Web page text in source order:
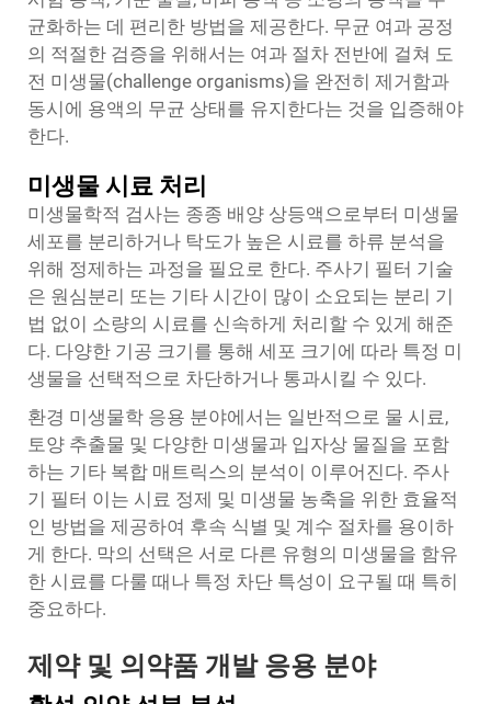
균화하는 데 편리한 방법을 제공한다. 무균 여과 공정
의 적절한 검증을 위해서는 여과 절차 전반에 걸쳐 도
전 미생물(challenge organisms)을 완전히 제거함과
동시에 용액의 무균 상태를 유지한다는 것을 입증해야
한다.
미생물 시료 처리
미생물학적 검사는 종종 배양 상등액으로부터 미생물
세포를 분리하거나 탁도가 높은 시료를 하류 분석을
위해 정제하는 과정을 필요로 한다. 주사기 필터 기술
은 원심분리 또는 기타 시간이 많이 소요되는 분리 기
법 없이 소량의 시료를 신속하게 처리할 수 있게 해준
다. 다양한 기공 크기를 통해 세포 크기에 따라 특정 미
생물을 선택적으로 차단하거나 통과시킬 수 있다.
환경 미생물학 응용 분야에서는 일반적으로 물 시료,
토양 추출물 및 다양한 미생물과 입자상 물질을 포함
하는 기타 복합 매트릭스의 분석이 이루어진다. 주사
기 필터 이는 시료 정제 및 미생물 농축을 위한 효율적
인 방법을 제공하여 후속 식별 및 계수 절차를 용이하
게 한다. 막의 선택은 서로 다른 유형의 미생물을 함유
한 시료를 다룰 때나 특정 차단 특성이 요구될 때 특히
중요하다.
제약 및 의약품 개발 응용 분야